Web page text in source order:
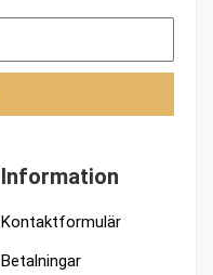
Information
Kontaktformulär
Betalningar